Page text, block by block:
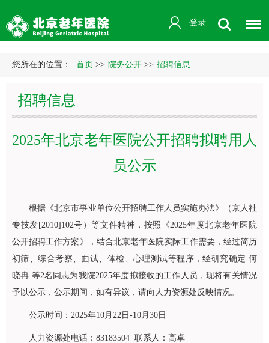
登录
您所在的位置： 首页 >> 院务公开 >> 招聘信息
招聘信息
2025年北京老年医院公开招聘拟聘用人
员公示
根据《北京市事业单位公开招聘工作人员实施办法》（京人社
专技发[2010]102号）等文件精神，按照《2025年度北京老年医院
公开招聘工作方案》，结合北京老年医院实际工作需要，经过简历
初筛、综合考察、面试、体检、心理测试等程序，经研究确定 何
晓冉 等2名同志为我院2025年度拟接收的工作人员，现将有关情况
予以公示，公示期间，如有异议，请向人力资源处反映情况。
公示时间：2025年10月22日-10月30日
人力资源处电话：83183504 联系人：高卓